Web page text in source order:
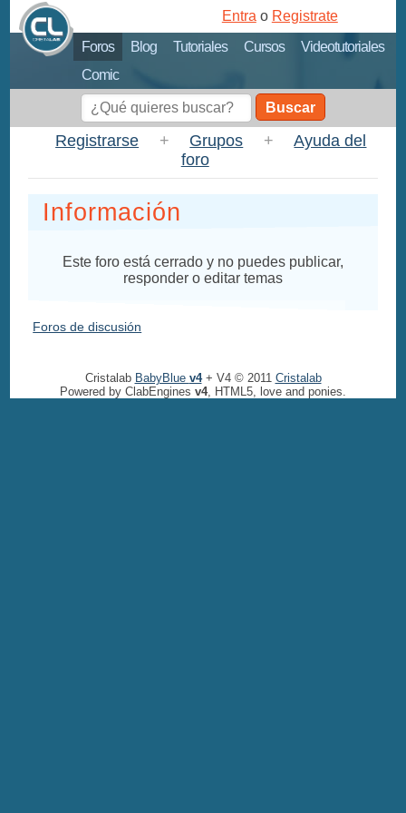
Foros Blog Tutoriales Cursos
Videotutoriales
Comic
Entra o Registrate
Buscar
Registrarse + Grupos +
Ayuda del
foro
Información
Este foro está cerrado y no puedes publicar,
responder o editar temas
Foros de discusión
Cristalab BabyBlue v4+ V4 © 2011 Cristalab
Powered by ClabEngines v4, HTML5, love and ponies.